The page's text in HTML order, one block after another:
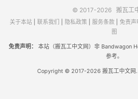
© 2017-2026 搬瓦工
关于本站| 联系我们 隐私政策 服务条款 免责声
图
免责声明：
本站（搬瓦工中文网）非 Bandwagon
参考。
Copyright © 2017-2026 搬瓦工中文网